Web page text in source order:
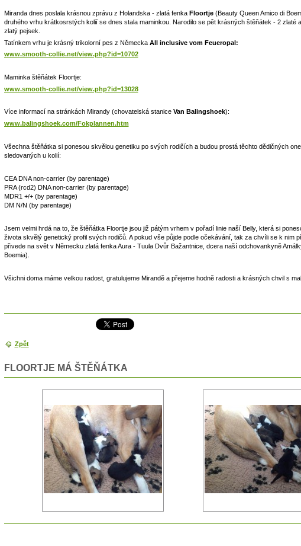
Miranda dnes poslala krásnou zprávu z Holandska - zlatá fenka Floortje (Beauty Queen Amico di
druhého vrhu krátkosrstých kolií se dnes stala maminkou. Narodilo se pět krásných štěňátek - 2 zlaté
zlatý pejsek.
Tatínkem vrhu je krásný trikolorní pes z Německa All inclusive vom Feueropal:
www.smooth-collie.net/view.php?id=10702
Maminka štěňátek Floortje:
www.smooth-collie.net/view.php?id=13028
Více informací na stránkách Mirandy (chovatelská stanice Van Balingshoek):
www.balingshoek.com/Fokplannen.htm
Všechna štěňátka si ponesou skvělou genetiku po svých rodičích a budou prostá těchto dědičných
sledovaných u kolií:
CEA DNA non-carrier (by parentage)
PRA (rcd2) DNA non-carrier (by parentage)
MDR1 +/+ (by parentage)
DM N/N (by parentage)
Jsem velmi hrdá na to, že štěňátka Floortje jsou již pátým vrhem v pořadí linie naší Belly, která si
života skvělý genetický profil svých rodičů. A pokud vše půjde podle očekávání, tak za chvíli se k nim
přivede na svět v Německu zlatá fenka Aura - Tuula Dvůr Bažantnice, dcera naší odchovankyně
Boemia).
Všichni doma máme velkou radost, gratulujeme Mirandě a přejeme hodně radosti a krásných chvil s
Zpět
FLOORTJE MÁ ŠTĚŇÁTKA